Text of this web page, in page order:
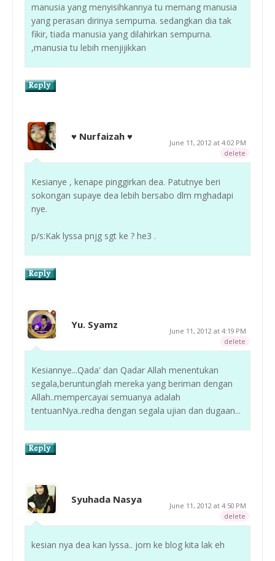
manusia yang menyisihkannya tu memang manusia
yang perasan dirinya sempurna. sedangkan dia tak
fikir, tiada manusia yang dilahirkan sempurna.
,manusia tu lebih menjijikkan
♥ Nurfaizah ♥
June 11, 2012 at 4:02 PM
delete
Kesianye , kenape pinggirkan dea. Patutnye beri
sokongan supaye dea lebih bersabo dlm mghadapi
nye.
p/s:Kak lyssa pnjg sgt ke ? he3 .
Yu. Syamz
June 11, 2012 at 4:19 PM
delete
Kesiannye...Qada' dan Qadar Allah menentukan
segala,beruntunglah mereka yang beriman dengan
Allah..mempercayai semuanya adalah
tentuanNya..redha dengan segala ujian dan dugaan...
Syuhada Nasya
June 11, 2012 at 4:50 PM
delete
kesian nya dea kan lyssa.. jom ke blog kita lak eh